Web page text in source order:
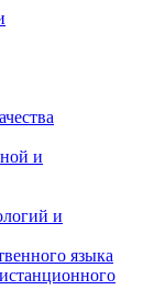
и
и
языка